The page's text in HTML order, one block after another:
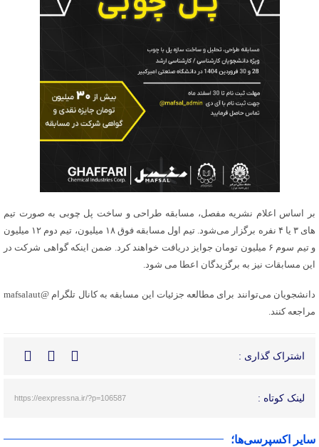
بر اساس اعلام نشریه مفصل، مسابقه طراحی و ساخت پل چوبی به‌ صورت تیم
های ۳ یا ۴ نفره برگزار می‌شود. تیم اول مسابقه فوق ۱۸ میلیون، تیم دوم ۱۲ میلیون
و تیم سوم ۶ میلیون تومان جوایز دریافت خواهند کرد. ضمن اینکه گواهی شرکت در
این مسابقات نیز به برگزیدگان اعطا می شود.
دانشجویان می‌توانند برای مطالعه جزئیات این مسابقه به کانال تلگرام @mafsalaut
مراجعه کنند.
اشتراک گذاری :
لینک کوتاه : https://eexpressna.ir/?p=106587
سایر اکسپرسی‌ها؛